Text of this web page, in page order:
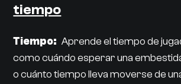
tiempo
Tiempo: Aprende el tiempo de
como cuándo esperar una
o cuánto tiempo lleva moverse de